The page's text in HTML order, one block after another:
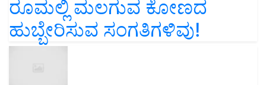
ರೂಮಲ್ಲಿ ಮಲಗುವ ಕೋಣದ
ಹುಬ್ಬೇರಿಸುವ ಸಂಗತಿಗಳಿವು!